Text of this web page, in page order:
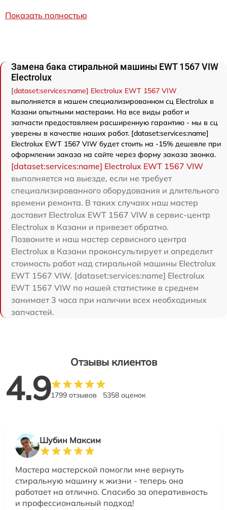
Показать полностью
Замена бака стиральной машины EWT 1567 VIW
Electrolux
[dataset:services:name] Electrolux EWT 1567 VIW
выполняется в нашем специализированном сц Electrolux в
Казани опытными мастерами. На все виды работ и
запчасти предоставляем расширенную гарантию - мы в сц
уверены в качестве наших работ. [dataset:services:name]
Electrolux EWT 1567 VIW будет стоить на -15% дешевле при
оформлении заказа на сайте через форму заказа звонка.
[dataset:services:name] Electrolux EWT 1567 VIW
выполняется на выезде, если не требует
специализированного оборудования и длительного
времени ремонта. В таких случаях наш мастер
доставит Electrolux EWT 1567 VIW в сервис-центр
Electrolux в Казани и привезет обратно.
Позвоните и наш мастер сервисного центра
Electrolux в Казани проконсультирует и определит
стоимость работ над стиральной машины Electrolux
EWT 1567 VIW. [dataset:services:name] Electrolux
EWT 1567 VIW по нашей статистике в среднем
занимает 3 часа при наличии всех необходимых
запчастей.
Отзывы клиентов
4.91799 отзывов 5358 оценок
Шубин Максим
Мастера мастерской помогли мне вернуть
стиральную машину к жизни - теперь она
работает на отлично. Спасибо за оперативность
и профессиональный подход!